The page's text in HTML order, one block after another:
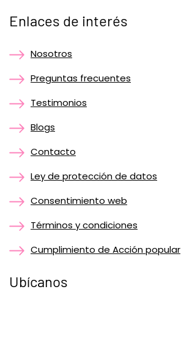
Enlaces de interés
Nosotros
Preguntas frecuentes
Testimonios
Blogs
Contacto
Ley de protección de datos
Consentimiento web
Términos y condiciones
Cumplimiento de Acción popular
Ubícanos